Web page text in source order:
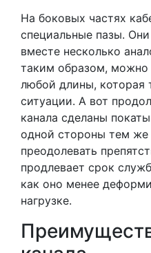
На боковых частях
специальные пазы.
вместе несколько
таким образом, можно
любой длины, которая
ситуации. А вот
канала сделаны
одной стороны тем же
преодолевать
продлевает срок
как оно менее
нагрузке.